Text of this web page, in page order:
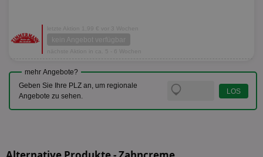
letzte Aktion 1,99 € vor 3 Wochen
kein Angebot verfügbar
nächste Aktion in ca. 5 - 6 Wochen
mehr Angebote?
Geben Sie Ihre PLZ an, um regionale
Angebote zu sehen.